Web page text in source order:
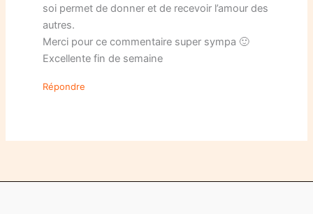
soi permet de donner et de recevoir l’amour des
autres.
Merci pour ce commentaire super sympa 🙂
Excellente fin de semaine
Répondre